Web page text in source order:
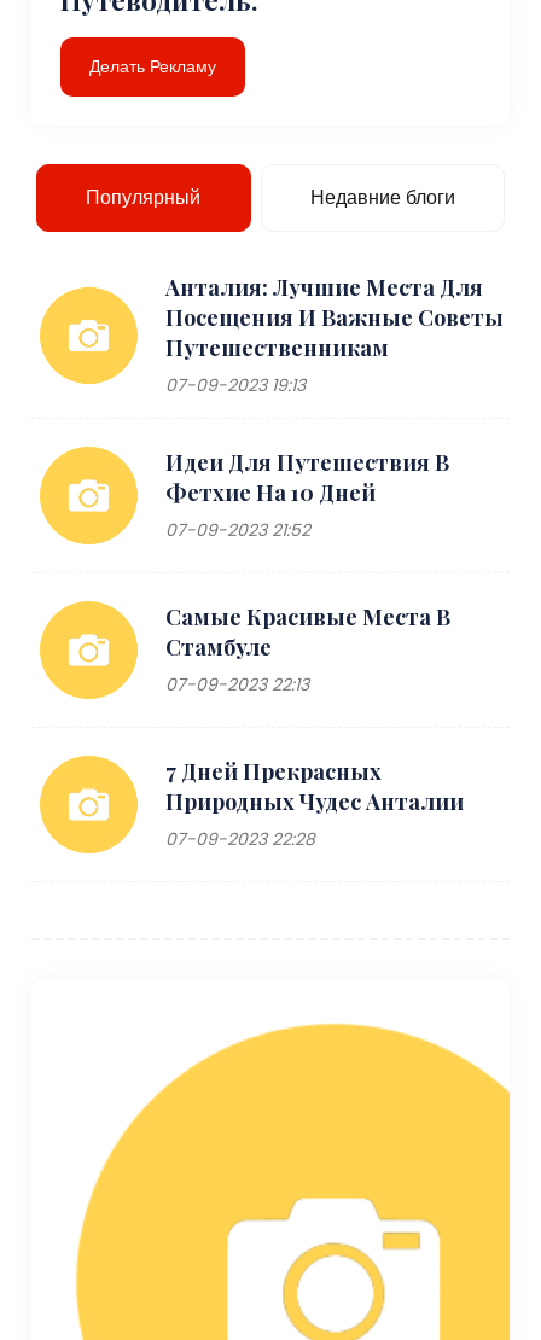
Делать Рекламу
Популярный Недавние блоги
Анталия: Лучшие Места Для
Посещения И Важные Советы
Путешественникам
07-09-2023 19:13
Идеи Для Путешествия В
Фетхие На 10 Дней
07-09-2023 21:52
Самые Красивые Места В
Стамбуле
07-09-2023 22:13
7 Дней Прекрасных
Природных Чудес Анталии
07-09-2023 22:28